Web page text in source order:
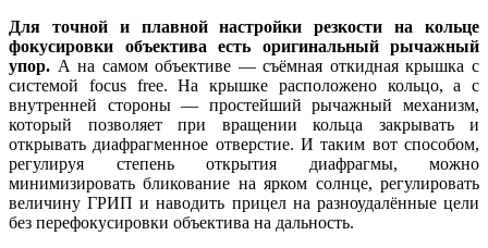
Для точной и плавной настройки резкости на кольце
фокусировки объектива есть оригинальный рычажный
упор. А на самом объективе — съёмная откидная крышка с
системой focus free. На крышке расположено кольцо, а с
внутренней стороны — простейший рычажный механизм,
который позволяет при вращении кольца закрывать и
открывать диафрагменное отверстие. И таким вот способом,
регулируя степень открытия диафрагмы, можно
минимизировать бликование на ярком солнце, регулировать
величину ГРИП и наводить прицел на разноудалённые цели
без перефокусировки объектива на дальность.